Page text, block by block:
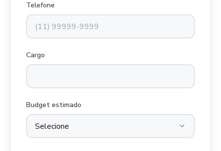
Telefone
Cargo
Budget estimado